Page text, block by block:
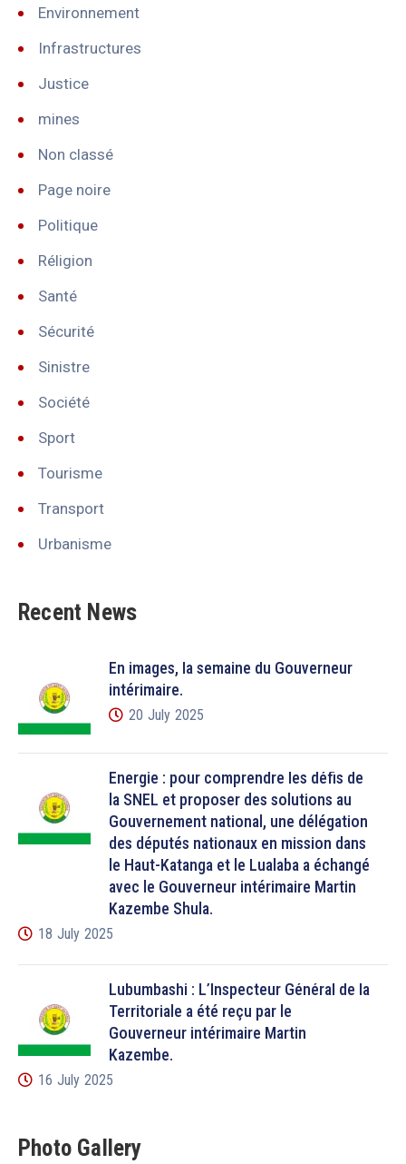
Environnement
Infrastructures
Justice
mines
Non classé
Page noire
Politique
Réligion
Santé
Sécurité
Sinistre
Société
Sport
Tourisme
Transport
Urbanisme
Recent News
En images, la semaine du Gouverneur
intérimaire.
20 July 2025
Énergie : pour comprendre les défis de
la SNEL et proposer des solutions au
Gouvernement national, une délégation
des députés nationaux en mission dans
le Haut-Katanga et le Lualaba a échangé
avec le Gouverneur intérimaire Martin
Kazembe Shula.
18 July 2025
Lubumbashi : L’Inspecteur Général de la
Territoriale a été reçu par le
Gouverneur intérimaire Martin
Kazembe.
16 July 2025
Photo Gallery